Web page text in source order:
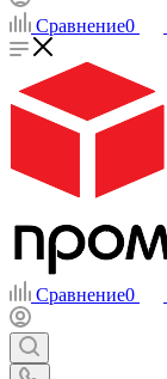
Сравнение0
Сравнение0